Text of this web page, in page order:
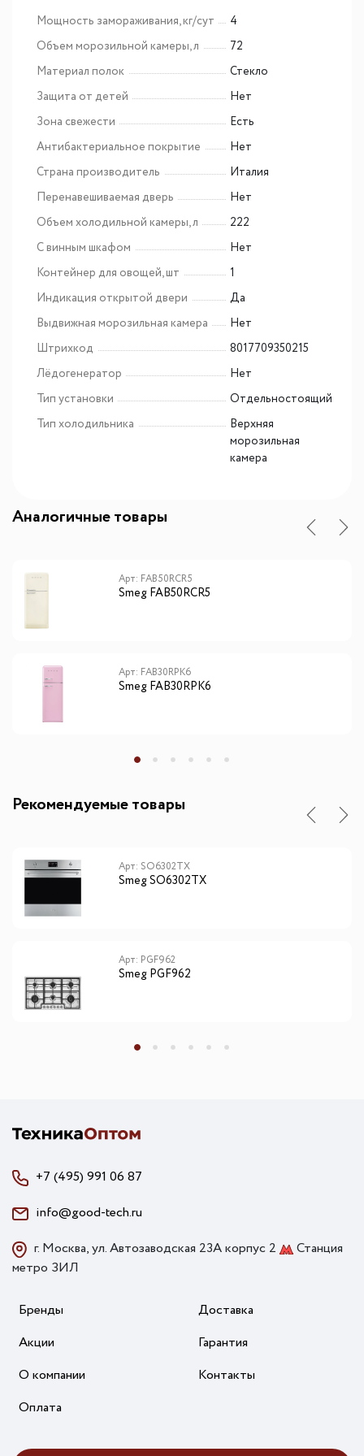
Мощность замораживания, кг/сут
4
Объем морозильной камеры, л
72
Материал полок
Стекло
Защита от детей
Нет
Зона свежести
Есть
Антибактериальное покрытие
Нет
Страна производитель
Италия
Перенавешиваемая дверь
Нет
Объем холодильной камеры, л
222
С винным шкафом
Нет
Контейнер для овощей, шт
1
Индикация открытой двери
Да
Выдвижная морозильная камера
Нет
Штрихкод
8017709350215
Лёдогенератор
Нет
Тип установки
Отдельностоящий
Тип холодильника
Верхняя
морозильная
камера
Аналогичные товары
Арт: FAB50RCR5
Smeg FAB50RCR5
Арт: FAB30RPK6
Smeg FAB30RPK6
Рекомендуемые товары
Арт: SO6302TX
Smeg SO6302TX
Арт: PGF962
Smeg PGF962
+7 (495) 991 06 87
info@good-tech.ru
г. Москва, ул. Автозаводская 23А корпус 2
Станция
метро ЗИЛ
Бренды
Акции
О компании
Оплата
Доставка
Гарантия
Контакты